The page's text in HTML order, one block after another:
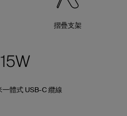
摺疊支架
體式 USB-C 纜線